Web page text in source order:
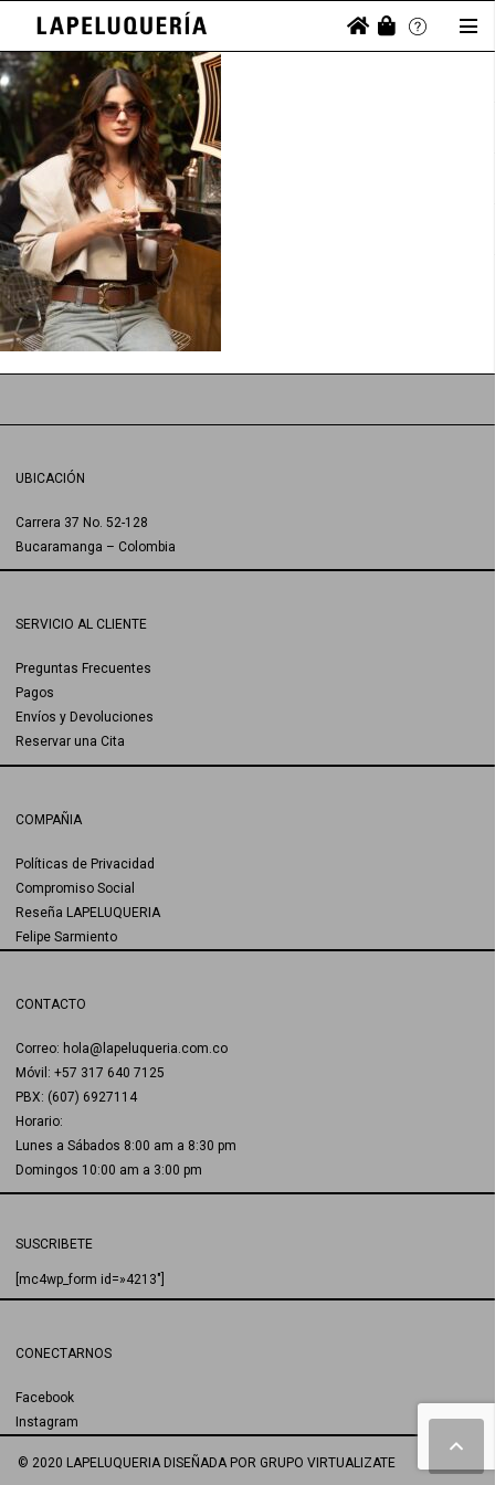
UBICACIÓN
Carrera 37 No. 52-128
Bucaramanga – Colombia
SERVICIO AL CLIENTE
Preguntas Frecuentes
Pagos
Envíos y Devoluciones
Reservar una Cita
COMPAÑIA
Políticas de Privacidad
Compromiso Social
Reseña LAPELUQUERIA
Felipe Sarmiento
CONTACTO
Correo: hola@lapeluqueria.com.co
Móvil: +57 317 640 7125
PBX: (607) 6927114
Horario:
Lunes a Sábados 8:00 am a 8:30 pm
Domingos 10:00 am a 3:00 pm
SUSCRIBETE
[mc4wp_form id=»4213″]
CONECTARNOS
Facebook
Instagram
© 2020 LAPELUQUERIA DISEÑADA POR GRUPO VIRTUALIZATE